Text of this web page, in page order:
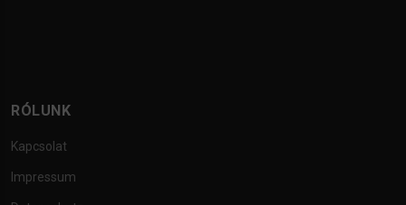
RÓLUNK
Kapcsolat
Impressum